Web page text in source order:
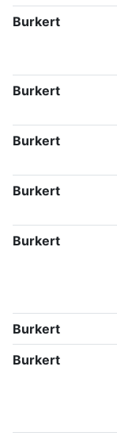
Burkert
Burkert
Burkert
Burkert
Burkert
Burkert
Burkert